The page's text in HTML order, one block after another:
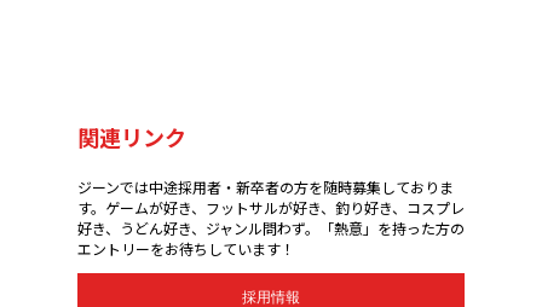
関連リンク
ジーンでは中途採用者・新卒者の方を随時募集しておりま
す。ゲームが好き、フットサルが好き、釣り好き、コスプレ
好き、うどん好き、ジャンル問わず。「熱意」を持った方の
エントリーをお待ちしています！
採用情報